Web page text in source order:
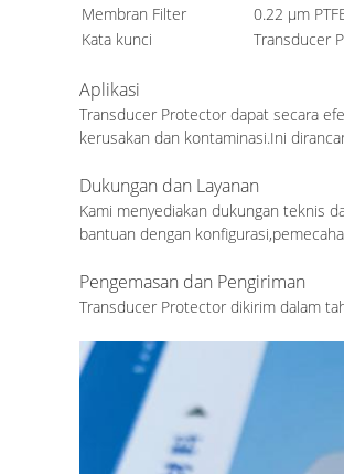
Membran Filter
0.22 μm
Kata kunci
Transducer
Aplikasi
Transducer Protector dapat secara
kerusakan dan kontaminasi.Ini
Dukungan dan Layanan
Kami menyediakan dukungan teknis
bantuan dengan
Pengemasan dan Pengiriman
Transducer Protector dikirim dalam